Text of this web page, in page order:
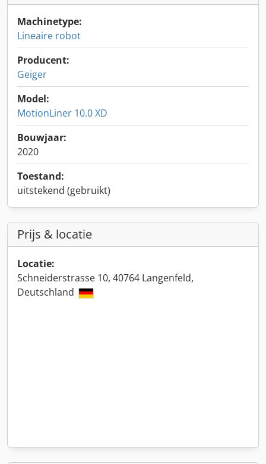
Machinetype:
Lineaire robot
Producent:
Geiger
Model:
MotionLiner 10.0 XD
Bouwjaar:
2020
Toestand:
uitstekend (gebruikt)
Prijs & locatie
Locatie:
Schneiderstrasse 10, 40764 Langenfeld,
Deutschland